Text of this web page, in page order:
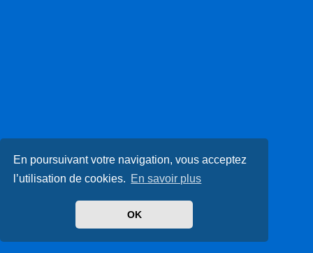
En poursuivant votre navigation, vous acceptez
l’utilisation de cookies. En savoir plus
OK